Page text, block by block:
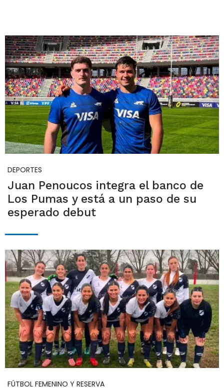
DEPORTES
Juan Penoucos integra el banco de
Los Pumas y está a un paso de su
esperado debut
FÚTBOL FEMENINO Y RESERVA